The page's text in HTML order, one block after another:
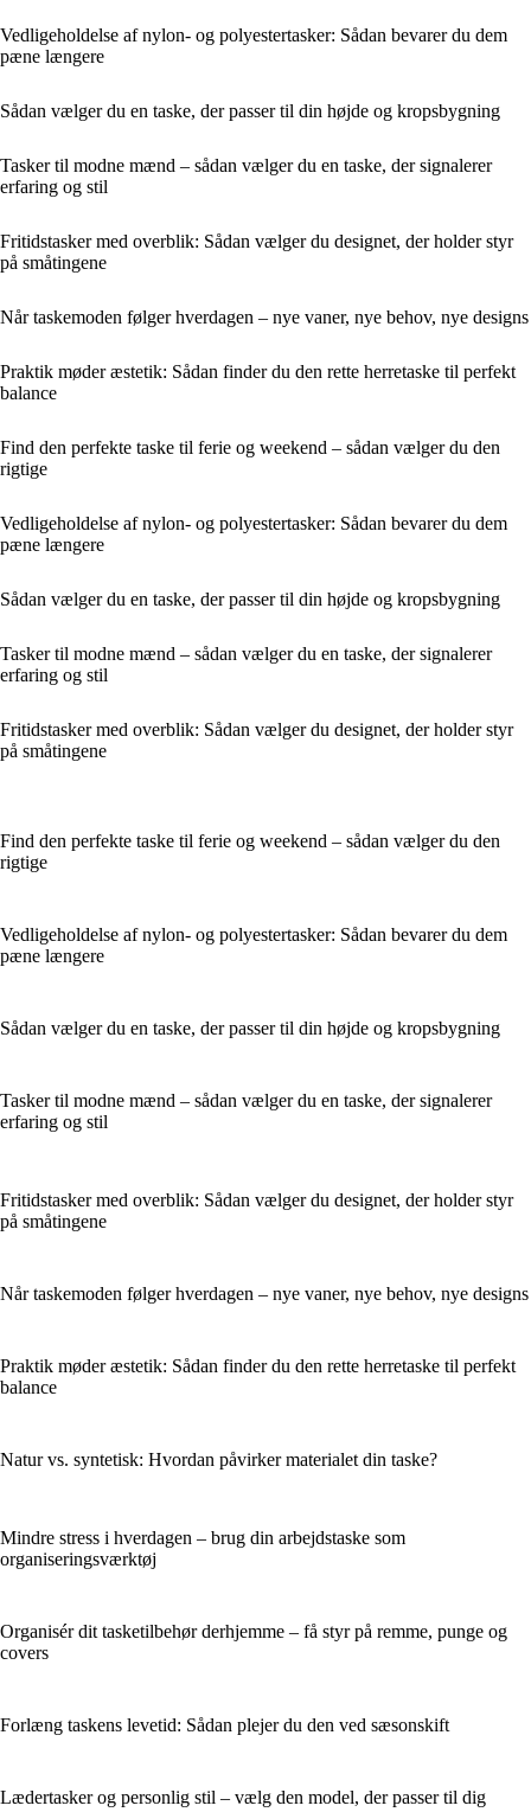
Vedligeholdelse af nylon- og polyestertasker: Sådan bevarer du dem
pæne længere
Sådan vælger du en taske, der passer til din højde og kropsbygning
Tasker til modne mænd – sådan vælger du en taske, der signalerer
erfaring og stil
Fritidstasker med overblik: Sådan vælger du designet, der holder styr
på småtingene
Når taskemoden følger hverdagen – nye vaner, nye behov, nye designs
Praktik møder æstetik: Sådan finder du den rette herretaske til perfekt
balance
Find den perfekte taske til ferie og weekend – sådan vælger du den
rigtige
Vedligeholdelse af nylon- og polyestertasker: Sådan bevarer du dem
pæne længere
Sådan vælger du en taske, der passer til din højde og kropsbygning
Tasker til modne mænd – sådan vælger du en taske, der signalerer
erfaring og stil
Fritidstasker med overblik: Sådan vælger du designet, der holder styr
på småtingene
Find den perfekte taske til ferie og weekend – sådan vælger du den
rigtige
Vedligeholdelse af nylon- og polyestertasker: Sådan bevarer du dem
pæne længere
Sådan vælger du en taske, der passer til din højde og kropsbygning
Tasker til modne mænd – sådan vælger du en taske, der signalerer
erfaring og stil
Fritidstasker med overblik: Sådan vælger du designet, der holder styr
på småtingene
Når taskemoden følger hverdagen – nye vaner, nye behov, nye designs
Praktik møder æstetik: Sådan finder du den rette herretaske til perfekt
balance
Natur vs. syntetisk: Hvordan påvirker materialet din taske?
Mindre stress i hverdagen – brug din arbejdstaske som
organiseringsværktøj
Organisér dit tasketilbehør derhjemme – få styr på remme, punge og
covers
Forlæng taskens levetid: Sådan plejer du den ved sæsonskift
Lædertasker og personlig stil – vælg den model, der passer til dig